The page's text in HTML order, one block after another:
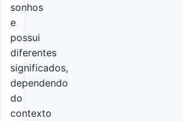
sonhos
e
possui
diferentes
significados,
dependendo
do
contexto